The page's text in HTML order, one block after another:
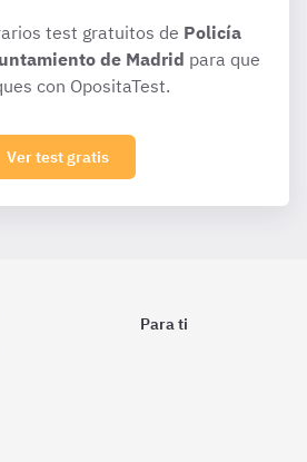
test gratuitos de Policía
de Madrid para que
con OpositaTest.
Ver test gratis
Para ti